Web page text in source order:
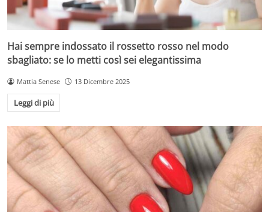
Hai sempre indossato il rossetto rosso nel modo
sbagliato: se lo metti così sei elegantissima
Mattia Senese 13 Dicembre 2025
Leggi di più